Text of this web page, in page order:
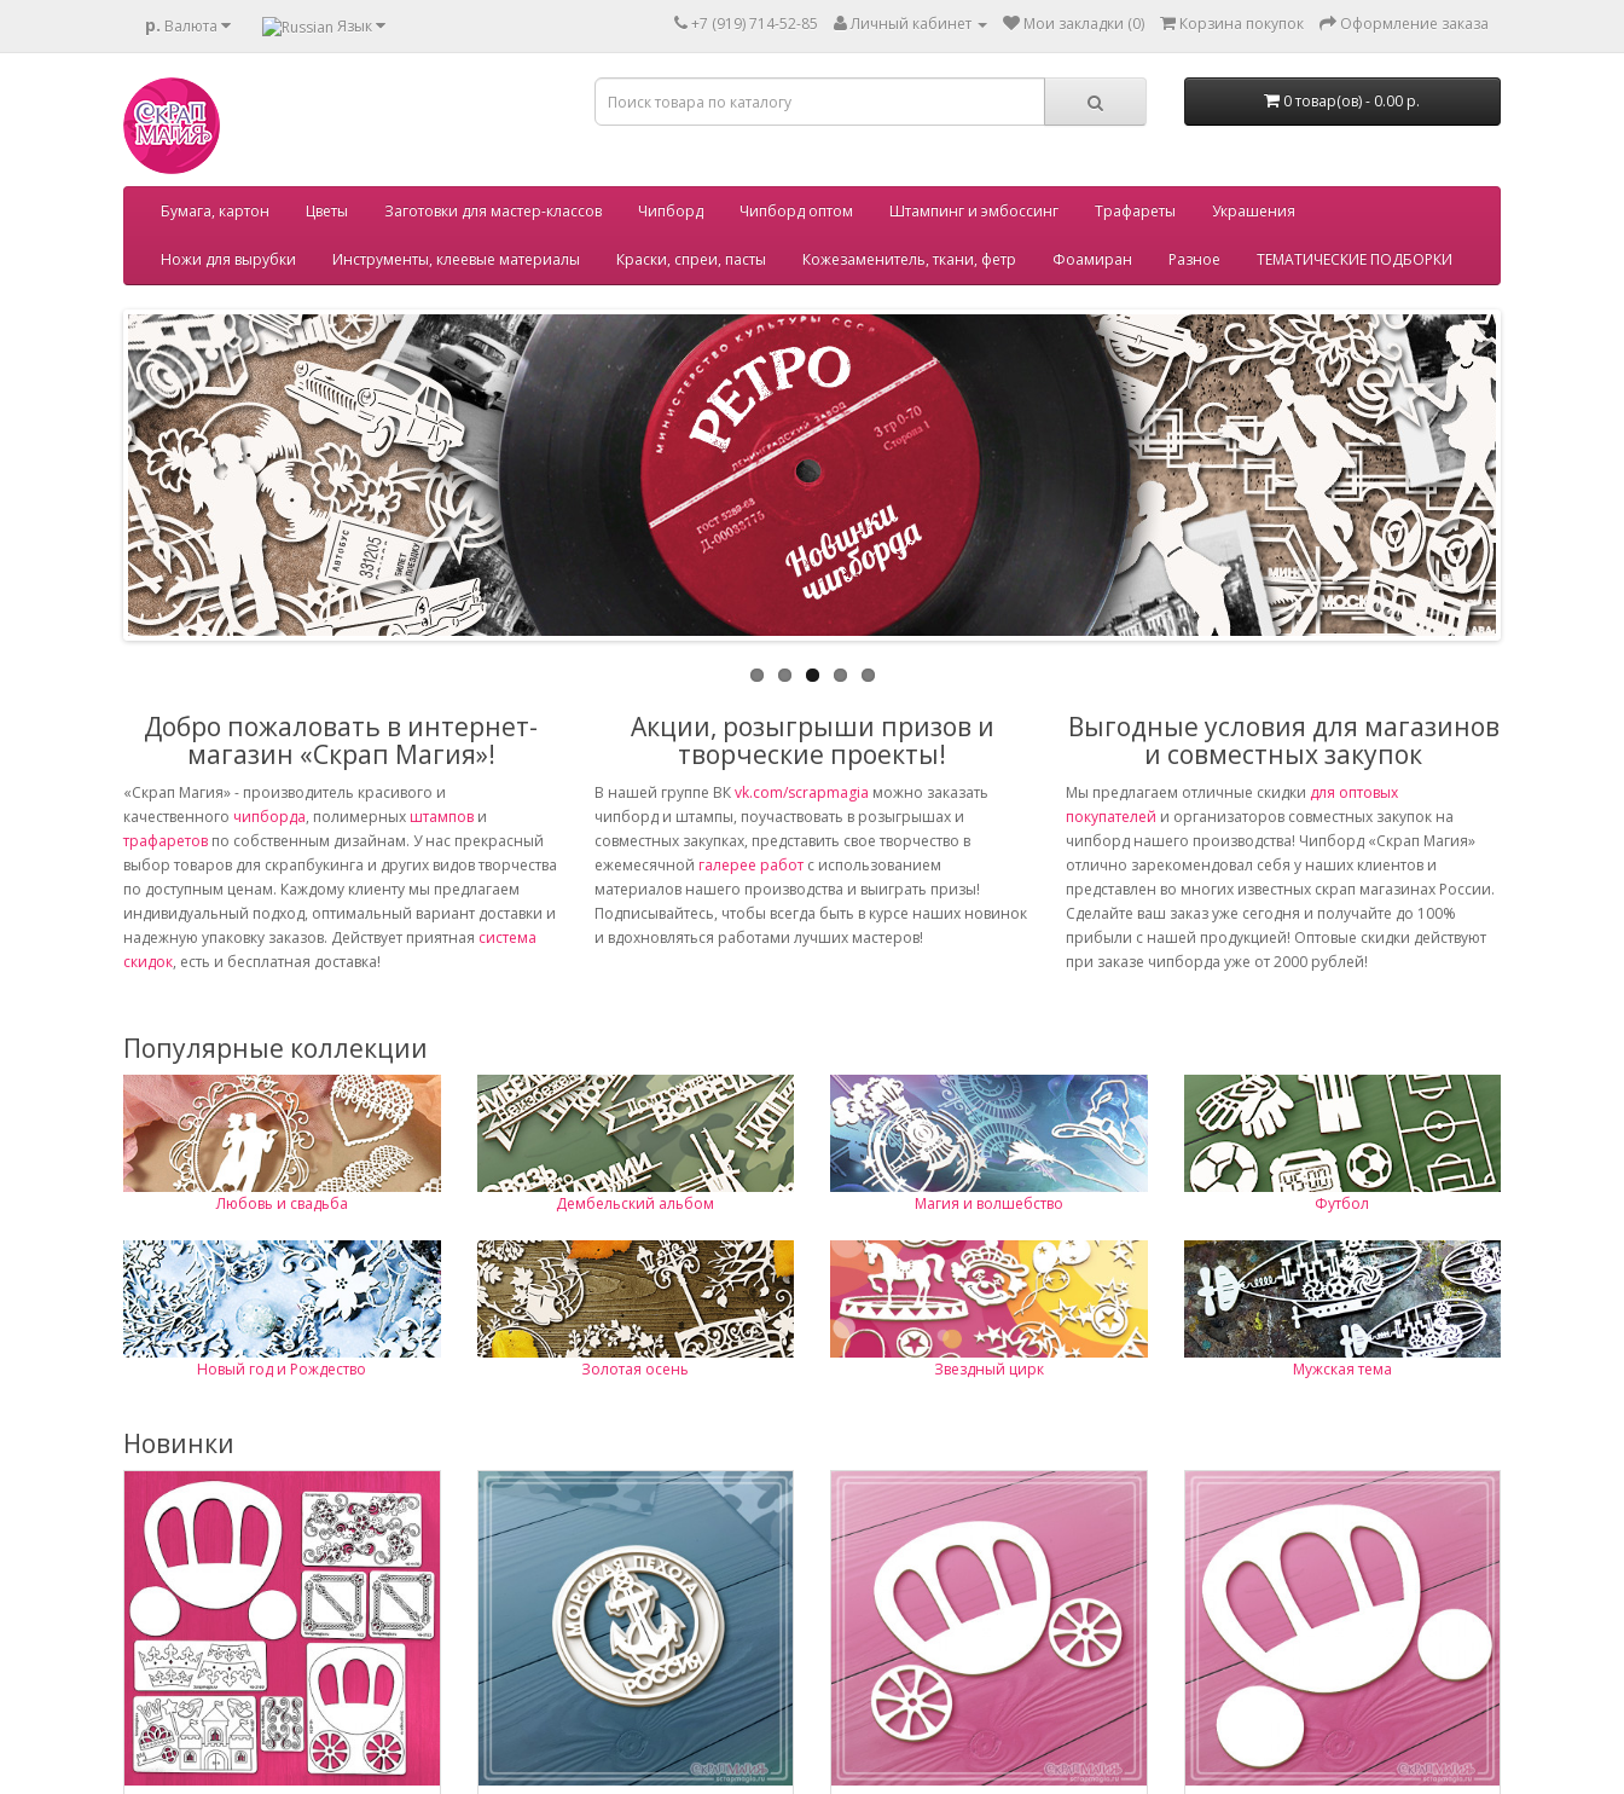
р. Валюта Язык +7 (919) 714-52-85 Личный кабинет Мои закладки (0) Корзина покупок Оформление заказа
0 товар(ов) - 0.00 р.
Бумага, картон Цветы Заготовки для мастер-классов Чипборд Чипборд оптом Штампинг и эмбоссинг Трафареты Украшения
Ножи для вырубки Инструменты, клеевые материалы Краски, спреи, пасты Кожезаменитель, ткани, фетр Фоамиран Разное ТЕМАТИЧЕСКИЕ ПОДБОРКИ
Добро пожаловать в интернет-
магазин «Скрап Магия»!
«Скрап Магия» - производитель красивого и
качественного чипборда, полимерных штампов и
трафаретов по собственным дизайнам. У нас прекрасный
выбор товаров для скрапбукинга и других видов творчества
по доступным ценам. Каждому клиенту мы предлагаем
индивидуальный подход, оптимальный вариант доставки и
надежную упаковку заказов. Действует приятная система
скидок, есть и бесплатная доставка!
Акции, розыгрыши призов и
творческие проекты!
В нашей группе ВКvk.com/scrapmagia можно заказать
чипборд и штампы, поучаствовать в розыгрышах и
совместных закупках, представить свое творчество в
ежемесячной галерее работ с использованием
материалов нашего производства и выиграть призы!
Подписывайтесь, чтобы всегда быть в курсе наших новинок
и вдохновляться работами лучших мастеров!
Выгодные условия для магазинов
и совместных закупок
Мы предлагаем отличные скидки для оптовых
покупателей и организаторов совместных закупок на
чипборд нашего производства! Чипборд «Скрап Магия»
отлично зарекомендовал себя у наших клиентов и
представлен во многих известных скрап магазинах России.
Сделайте ваш заказ уже сегодня и получайте до 100%
прибыли с нашей продукцией! Оптовые скидки действуют
при заказе чипборда уже от 2000 рублей!
Популярные коллекции
Любовь и свадьба Дембельский альбом Магия и волшебство Футбол
Новый год и Рождество Золотая осень Звездный цирк Мужская тема
Новинки